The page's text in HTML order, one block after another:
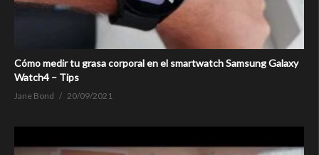
Cómo medir tu grasa corporal en el smartwatch Samsung Galaxy
Watch4 – Tips
Jane Bond 20/09/2021